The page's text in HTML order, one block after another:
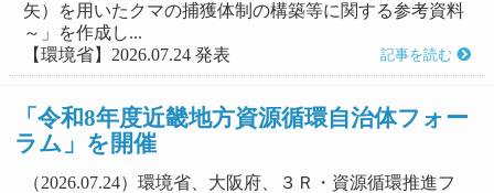
矢）を用いたクマの捕獲体制の構築等に関する参考資料
～」を作成し...
【環境省】2026.07.24 発表
記事を読む
「令和8年度近畿地方資源循環自治体フォー
ラム」を開催
（2026.07.24）環境省、大阪府、３Ｒ・資源循環推進フ